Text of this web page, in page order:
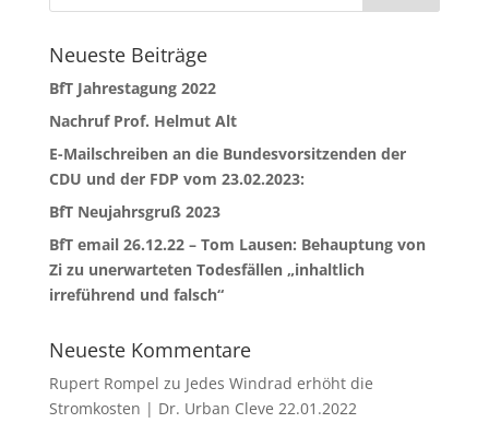
Neueste Beiträge
BfT Jahrestagung 2022
Nachruf Prof. Helmut Alt
E-Mailschreiben an die Bundesvorsitzenden der
CDU und der FDP vom 23.02.2023:
BfT Neujahrsgruß 2023
BfT email 26.12.22 – Tom Lausen: Behauptung von
Zi zu unerwarteten Todesfällen „inhaltlich
irreführend und falsch“
Neueste Kommentare
Rupert Rompel zu Jedes Windrad erhöht die
Stromkosten | Dr. Urban Cleve 22.01.2022